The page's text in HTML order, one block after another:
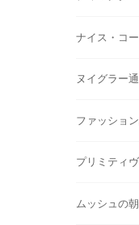
ナイス・コ
ヌイグラー
ファッショ
プリミティヴ
ムッシュの